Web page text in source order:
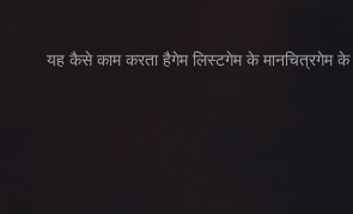
यह कैसे काम करता हैगेम लिस्टगेम के मानचित्रगेम